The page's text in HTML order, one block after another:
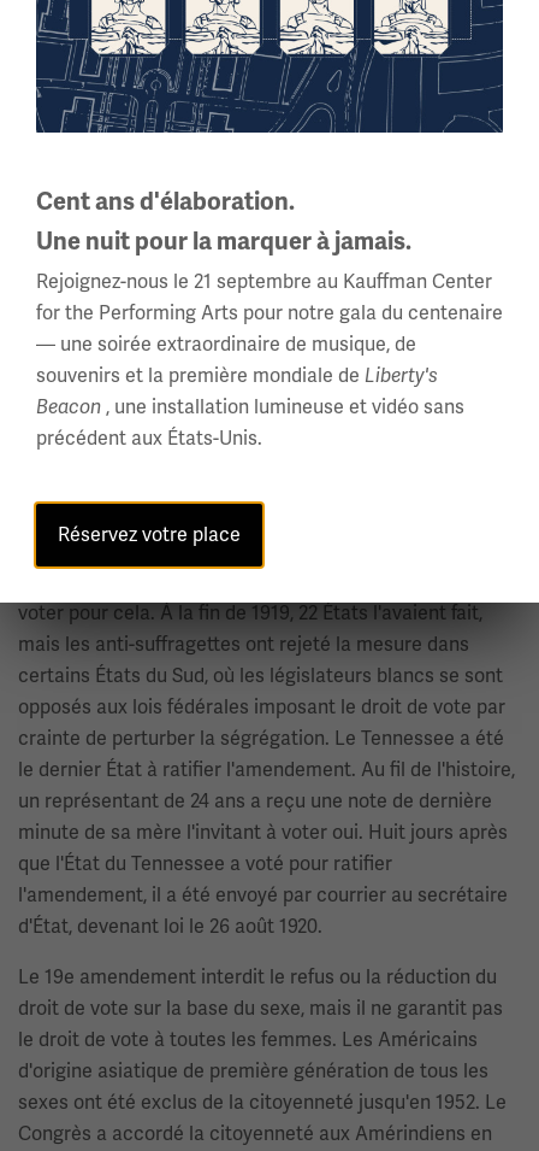
Femme avec banderole faisant du piquetage à la Maison Blanche, 1917-
1918. Photo publiée avec l'aimable autorisation des Archives nationales.
[Cliquez sur l'image pour plus d'informations]
Il a fallu l'élection de 1918, qui a inauguré de nouveaux
membres du Congrès plus favorables au suffrage, pour
adopter le 19e amendement, en utilisant le même
première fois 40 ans plus tôt en 1878. La Chambre des
représentants a voté pour l'approuver mai 21, 1919, et le
voter pour cela. À la fin de 1919, 22 États l'avaient fait,
mais les anti-suffragettes ont rejeté la mesure dans
certains États du Sud, où les législateurs blancs se sont
opposés aux lois fédérales imposant le droit de vote par
crainte de perturber la ségrégation. Le Tennessee a été
le dernier État à ratifier l'amendement. Au fil de l'histoire,
un représentant de 24 ans a reçu une note de dernière
minute de sa mère l'invitant à voter oui. Huit jours après
que l'État du Tennessee a voté pour ratifier
l'amendement, il a été envoyé par courrier au secrétaire
d'État, devenant loi le 26 août 1920.
Le 19e amendement interdit le refus ou la réduction du
droit de vote sur la base du sexe, mais il ne garantit pas
le droit de vote à toutes les femmes. Les Américains
d'origine asiatique de première génération de tous les
sexes ont été exclus de la citoyenneté jusqu'en 1952. Le
Congrès a accordé la citoyenneté aux Amérindiens en
Cent ans d'élaboration.
Une nuit pour la marquer à jamais.
Rejoignez-nous le 21 septembre au Kauffman Center
for the Performing Arts pour notre gala du centenaire
— une soirée extraordinaire de musique, de
souvenirs et la première mondiale de Liberty's
Beacon , une installation lumineuse et vidéo sans
précédent aux États-Unis.
Réservez votre place